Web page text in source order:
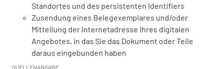
Standortes und des persistenten Identifiers
Zusendung eines Belegexemplares und/oder
Mitteilung der Internetadresse Ihres digitalen
Angebotes, in das Sie das Dokument oder Teile
daraus eingebunden haben
QUELLENANGABE